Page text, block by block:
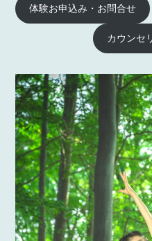
体験お申込み・お問合せ
カウンセ